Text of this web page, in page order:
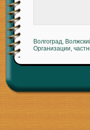
Волгоград,
Организации,